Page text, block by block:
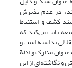
در عدم پذیرش
کشف و استنباط
ثابت می‌کند که
نداشته است و
مدارک و ادلة
و نگاشته‌ای از این